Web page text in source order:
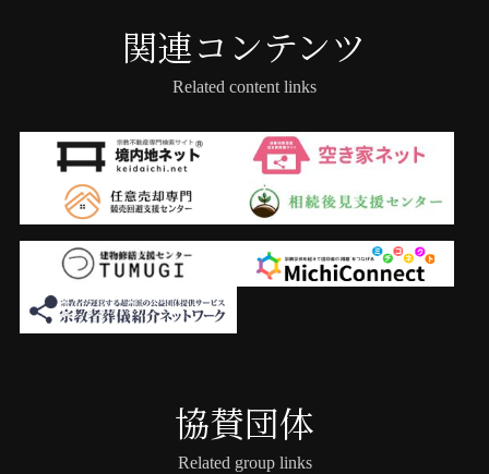
関連コンテンツ
Related content links
協賛団体
Related group links